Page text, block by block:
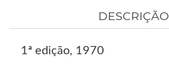
DESCRIÇÃO
1ª edição, 1970